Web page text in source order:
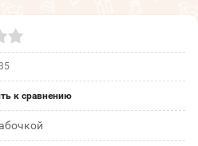
к сравнению